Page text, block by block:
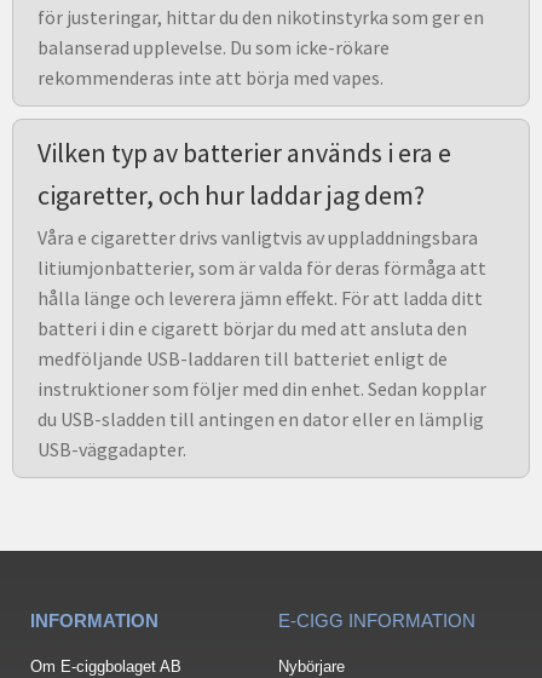
för justeringar, hittar du den nikotinstyrka som ger en
balanserad upplevelse. Du som icke-rökare
rekommenderas inte att börja med vapes.
Vilken typ av batterier används i era e
cigaretter, och hur laddar jag dem?
Våra e cigaretter drivs vanligtvis av uppladdningsbara
litiumjonbatterier, som är valda för deras förmåga att
hålla länge och leverera jämn effekt. För att ladda ditt
batteri i din e cigarett börjar du med att ansluta den
medföljande USB-laddaren till batteriet enligt de
instruktioner som följer med din enhet. Sedan kopplar
du USB-sladden till antingen en dator eller en lämplig
USB-väggadapter.
INFORMATION
Om E-ciggbolaget AB
E-CIGG INFORMATION
Nybörjare